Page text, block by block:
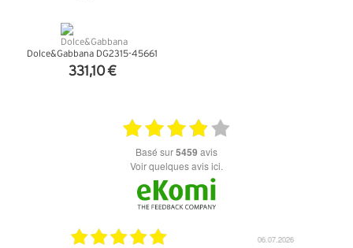
Dolce&Gabbana DG2315-45661
331,10 €
basé sur5459 avis
Voir quelques avis ici.
06.07.2026